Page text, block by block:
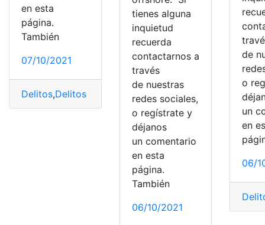
en esta
página.
También
07/10/2021
Delitos,Delitos fiscales Ecuador, Fraude Fraude Fiscal,
tienes alguna
inquietud
recuerda
contactarnos a
través
de nuestras
redes sociales,
o regístrate y
déjanos
un comentario
en esta
página.
También
06/10/2021
de
o
un
en
06/